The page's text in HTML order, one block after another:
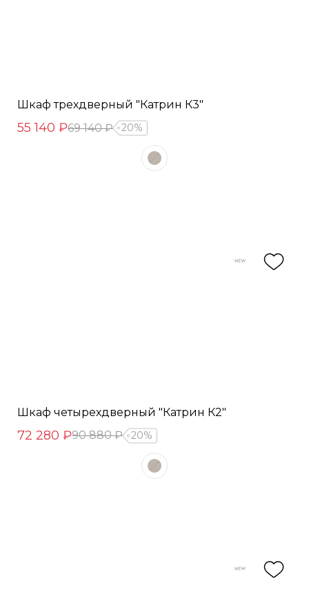
Шкаф трехдверный "Катрин К3"
55 140 ₽69 140 ₽ 20%
Шкаф четырехдверный "Катрин К2"
72 280 ₽90 880 ₽ 20%